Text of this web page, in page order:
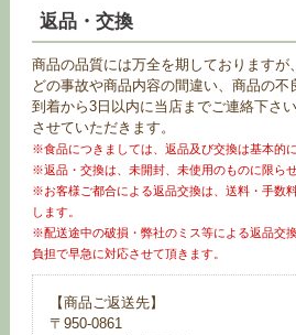
返品・交換
商品の品質には万全を期しておりますが
どの事故や商品内容の間違い、商品の
到着から3日以内に当店までご連絡下さ
させていただきます。
※食品につきましては、返品及び交換は基本的
※返品・交換は、未開封、未使用のものに限らせ
※お客様ご都合による返品交換は、送料・手数
します。
※配送途中の破損・弊社のミス等による返品交
負担で早急に対応させて頂きます。
【商品ご返送先】
〒950-0861